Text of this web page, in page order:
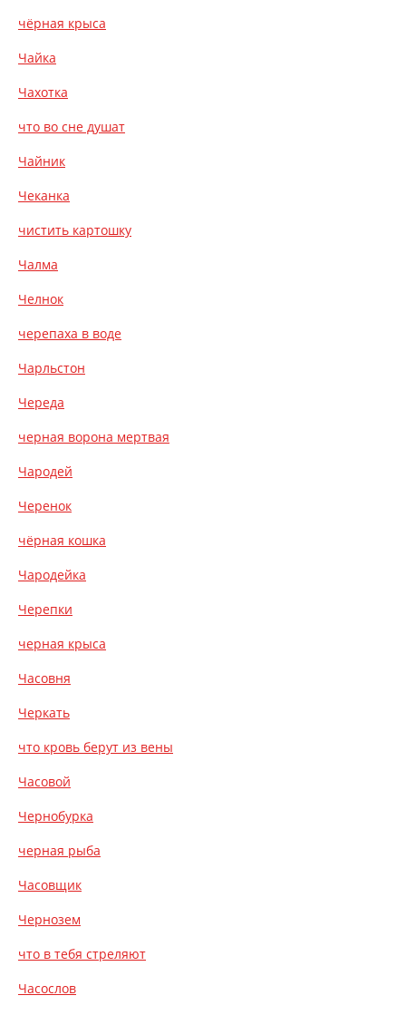
чёрная крыса
Чайка
Чахотка
что во сне душат
Чайник
Чеканка
чистить картошку
Чалма
Челнок
черепаха в воде
Чарльстон
Череда
черная ворона мертвая
Чародей
Черенок
чёрная кошка
Чародейка
Черепки
черная крыса
Часовня
Черкать
что кровь берут из вены
Часовой
Чернобурка
черная рыба
Часовщик
Чернозем
что в тебя стреляют
Часослов